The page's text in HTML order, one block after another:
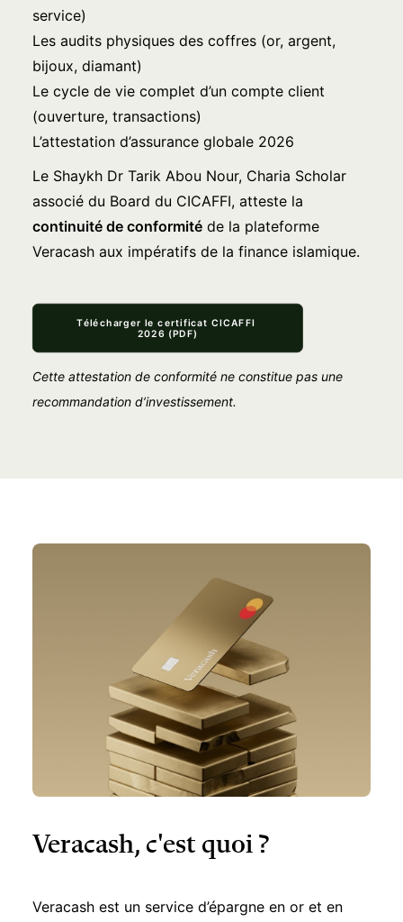
service)
Les audits physiques des coffres (or, argent,
bijoux, diamant)
Le cycle de vie complet d’un compte client
(ouverture, transactions)
L’attestation d’assurance globale 2026
Le Shaykh Dr Tarik Abou Nour, Charia Scholar
associé du Board du CICAFFI, atteste la
continuité de conformité de la plateforme
Veracash aux impératifs de la finance islamique.
Télécharger le certificat CICAFFI
2026 (PDF)
Cette attestation de conformité ne constitue pas une
recommandation d’investissement.
Veracash, c'est quoi ?
Veracash est un service d’épargne en or et en